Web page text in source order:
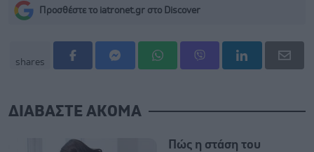
Προσθέστε το iatronet.gr στο Discover
shares
ΔΙΑΒΑΣΤΕ ΑΚΟΜΑ
Πώς η στάση του